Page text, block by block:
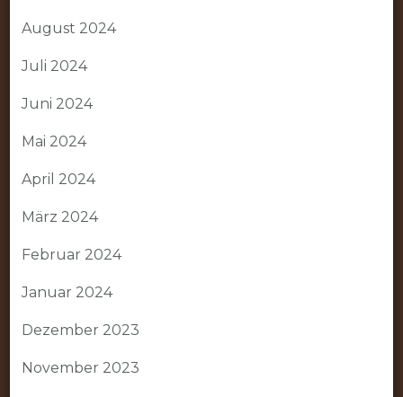
August 2024
Juli 2024
Juni 2024
Mai 2024
April 2024
März 2024
Februar 2024
Januar 2024
Dezember 2023
November 2023